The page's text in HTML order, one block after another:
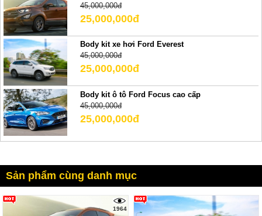
45,000,000đ
25,000,000đ
Body kit xe hơi Ford Everest
45,000,000đ
25,000,000đ
Body kit ô tô Ford Focus cao cấp
45,000,000đ
25,000,000đ
Sản phẩm cùng danh mục
1964